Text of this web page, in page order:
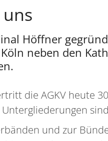
Höffner
neben den
die AGKV heute
und zur